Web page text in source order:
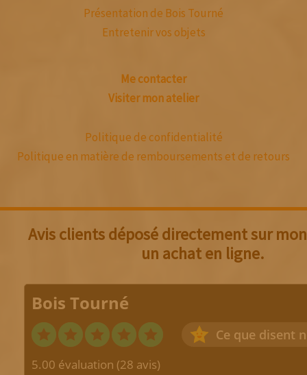
Présentation de Bois Tourné
Entretenir vos objets
Me contacter
Visiter mon atelier
Politique de confidentialité
Politique en matière de remboursements et de retours
Avis clients déposé directement sur
un achat en ligne.
Bois Tourné
Ce que disent
5.00 évaluation (28 avis)